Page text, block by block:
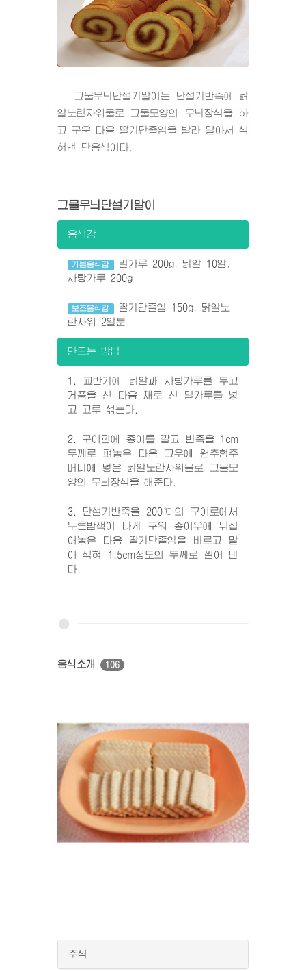
그물무늬단설기말이는 단설기반죽에 닭
알노란자위물로 그물모양의 무늬장식을 하
고 구운 다음 딸기단졸임을 발라 말아서 식
혀낸 단음식이다.
그물무늬단설기말이
음식감
기본음식감
밀가루 200g, 닭알 10알,
사탕가루 200g
보조음식감
딸기단졸임 150g, 닭알노
란자위 2알분
만드는 방법
1. 교반기에 닭알과 사탕가루를 두고
거품을 친 다음 채로 친 밀가루를 넣
고 고루 섞는다.
2. 구이판에 종이를 깔고 반죽을 1cm
두께로 펴놓은 다음 그우에 원추형주
머니에 넣은 닭알노란자위물로 그물모
양의 무늬장식을 해준다.
3. 단설기반죽을 200℃의 구이로에서
누른밤색이 나게 구워 종이우에 뒤집
어놓은 다음 딸기단졸임을 바르고 말
아 식혀 1.5cm정도의 두께로 썰어 낸
다.
음식소개 106
주식